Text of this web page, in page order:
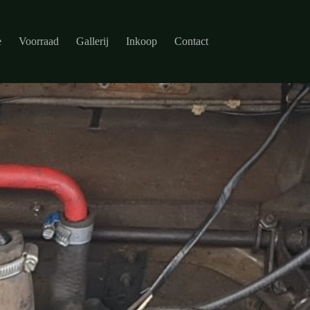
Voorraad Gallerij Inkoop Contact